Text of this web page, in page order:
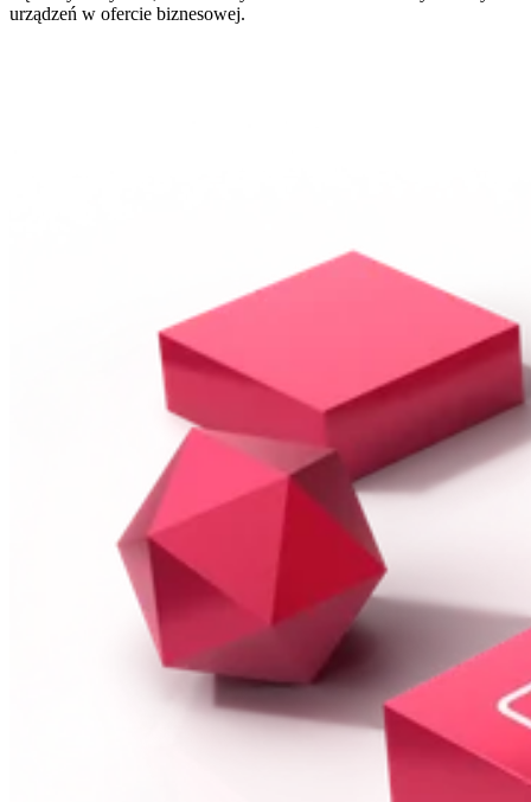
urządzeń w ofercie biznesowej.